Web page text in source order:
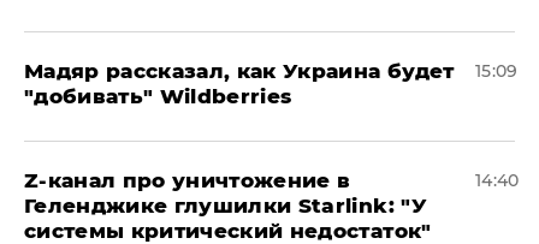
Мадяр рассказал, как Украина будет
"добивать" Wildberries
15:09
Z-канал про уничтожение в
Геленджике глушилки Starlink: "У
системы критический недостаток"
14:40